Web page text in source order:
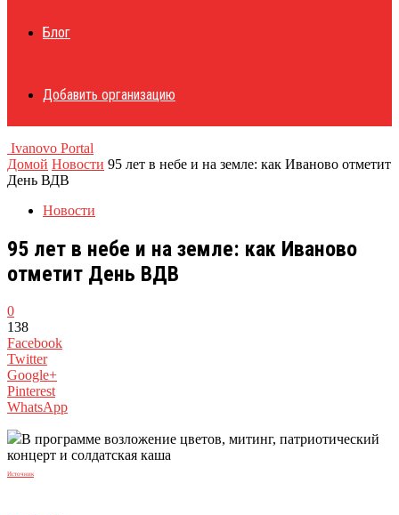
Блог
Добавить организацию
Ivanovo Portal
Домой Новости 95 лет в небе и на земле: как Иваново отметит
День ВДВ
Новости
95 лет в небе и на земле: как Иваново
отметит День ВДВ
0
138
Facebook
Twitter
Google+
Pinterest
WhatsApp
В программе возложение цветов, митинг, патриотический
концерт и солдатская каша
Источник